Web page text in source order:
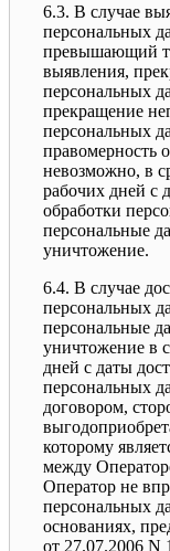
6.3. В случае
персональных
превышающий
выявления,
персональных
прекращение
персональных
правомерность
невозможно, в
рабочих дней с
обработки
персональные
уничтожение.
6.4. В случае
персональных
персональные
уничтожение в
дней с даты
персональных
договором,
которому
между
Оператор не
персональных
основаниях,
от 27.07.2006